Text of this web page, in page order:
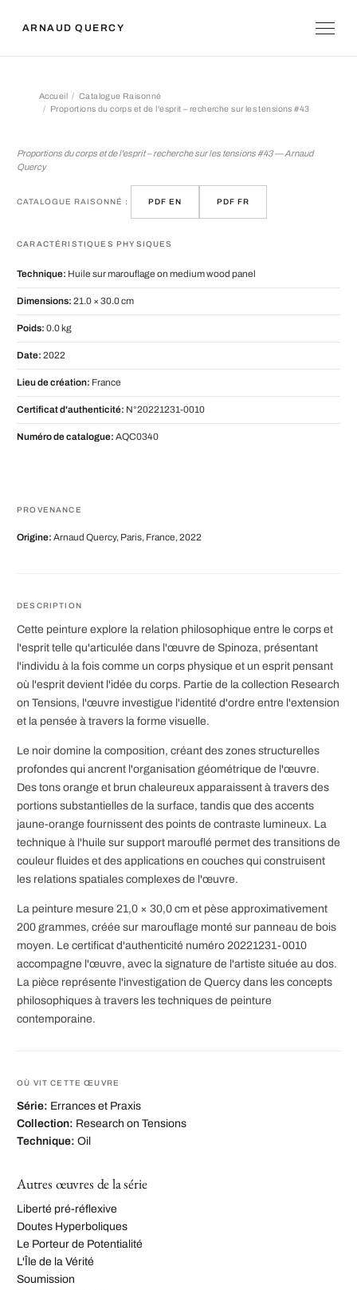
ARNAUD QUERCY
Accueil
Catalogue Raisonné
Proportions du corps et de l'esprit – recherche sur les tensions #43
Proportions du corps et de l'esprit – recherche sur les tensions #43 — Arnaud
Quercy
CATALOGUE RAISONNÉ : PDF EN PDF FR
CARACTÉRISTIQUES PHYSIQUES
Technique: Huile sur marouflage on medium wood panel
Dimensions: 21.0 × 30.0 cm
Poids: 0.0 kg
Date: 2022
Lieu de création: France
Certificat d'authenticité: N°20221231-0010
Numéro de catalogue: AQC0340
PROVENANCE
Origine: Arnaud Quercy, Paris, France, 2022
DESCRIPTION
Cette peinture explore la relation philosophique entre le corps et
l'esprit telle qu'articulée dans l'œuvre de Spinoza, présentant
l'individu à la fois comme un corps physique et un esprit pensant
où l'esprit devient l'idée du corps. Partie de la collection Research
on Tensions, l'œuvre investigue l'identité d'ordre entre l'extension
et la pensée à travers la forme visuelle.
Le noir domine la composition, créant des zones structurelles
profondes qui ancrent l'organisation géométrique de l'œuvre.
Des tons orange et brun chaleureux apparaissent à travers des
portions substantielles de la surface, tandis que des accents
jaune-orange fournissent des points de contraste lumineux. La
technique à l'huile sur support marouflé permet des transitions de
couleur fluides et des applications en couches qui construisent
les relations spatiales complexes de l'œuvre.
La peinture mesure 21,0 × 30,0 cm et pèse approximativement
200 grammes, créée sur marouflage monté sur panneau de bois
moyen. Le certificat d'authenticité numéro 20221231-0010
accompagne l'œuvre, avec la signature de l'artiste située au dos.
La pièce représente l'investigation de Quercy dans les concepts
philosophiques à travers les techniques de peinture
contemporaine.
OÙ VIT CETTE ŒUVRE
Série: Errances et Praxis
Collection: Research on Tensions
Technique: Oil
Autres œuvres de la série
Liberté pré-réflexive
Doutes Hyperboliques
Le Porteur de Potentialité
L'Île de la Vérité
Soumission